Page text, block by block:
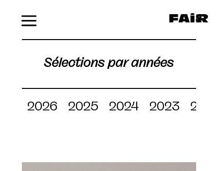
Sélections par années
2026 2025 2024 2023